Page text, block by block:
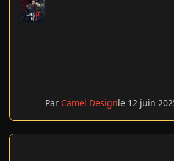
Par Camel Designle 12 juin